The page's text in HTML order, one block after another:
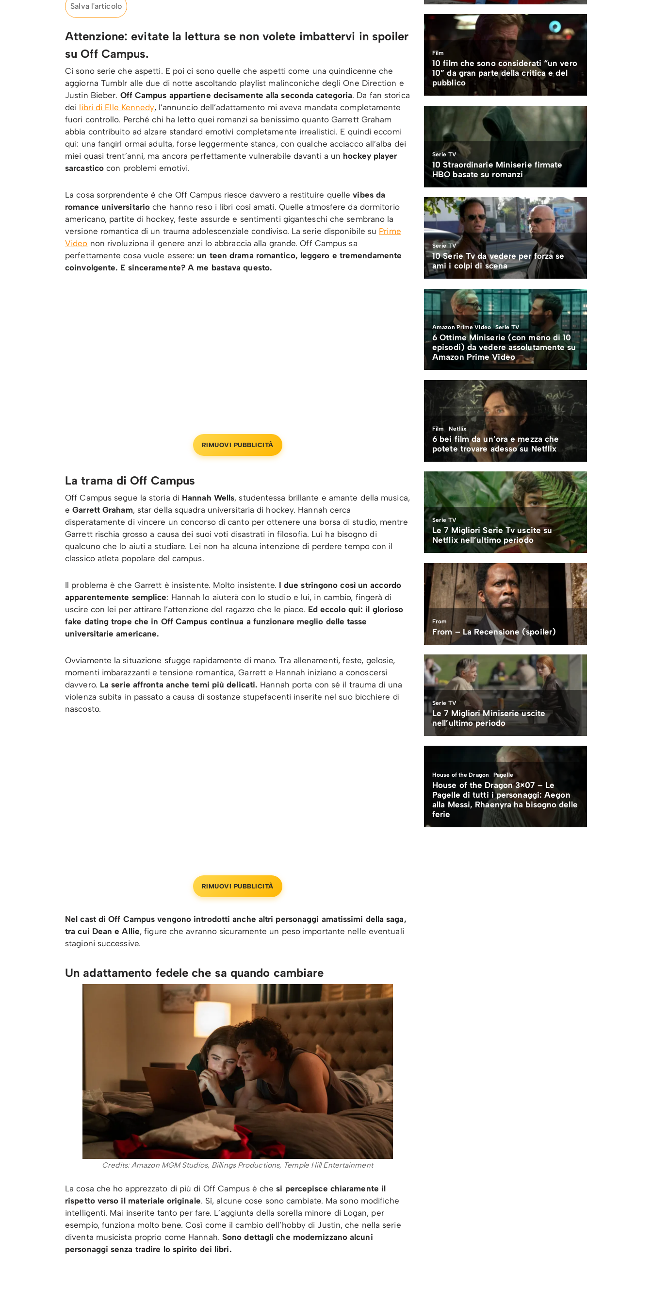
Salva l'articolo
Attenzione: evitate la lettura se non volete imbattervi in spoiler
su Off Campus.
Ci sono serie che aspetti. E poi ci sono quelle che aspetti come una quindicenne che
aggiorna Tumblr alle due di notte ascoltando playlist malinconiche degli One Direction e
Justin Bieber. Off Campus appartiene decisamente alla seconda categoria. Da fan storica
dei libri di Elle Kennedy, l’annuncio dell’adattamento mi aveva mandata completamente
fuori controllo. Perché chi ha letto quei romanzi sa benissimo quanto Garrett Graham
abbia contribuito ad alzare standard emotivi completamente irrealistici. E quindi eccomi
qui: una fangirl ormai adulta, forse leggermente stanca, con qualche acciacco all’alba dei
miei quasi trent’anni, ma ancora perfettamente vulnerabile davanti a un hockey player
sarcastico con problemi emotivi.
La cosa sorprendente è che Off Campus riesce davvero a restituire quellevibes da
romance universitario che hanno reso i libri così amati. Quelle atmosfere da dormitorio
americano, partite di hockey, feste assurde e sentimenti giganteschi che sembrano la
versione romantica di un trauma adolescenziale condiviso. La serie disponibile su Prime
Video non rivoluziona il genere anzi lo abbraccia alla grande. Off Campus sa
perfettamente cosa vuole essere: un teen drama romantico, leggero e tremendamente
coinvolgente. E sinceramente? A me bastava questo.
RIMUOVI PUBBLICITÀ
La trama di Off Campus
Off Campus segue la storia di Hannah Wells, studentessa brillante e amante della musica,
e Garrett Graham, star della squadra universitaria di hockey. Hannah cerca
disperatamente di vincere un concorso di canto per ottenere una borsa di studio, mentre
Garrett rischia grosso a causa dei suoi voti disastrati in filosofia. Lui ha bisogno di
qualcuno che lo aiuti a studiare. Lei non ha alcuna intenzione di perdere tempo con il
classico atleta popolare del campus.
Il problema è che Garrett è insistente. Molto insistente. I due stringono così un accordo
apparentemente semplice: Hannah lo aiuterà con lo studio e lui, in cambio, fingerà di
uscire con lei per attirare l’attenzione del ragazzo che le piace. Ed eccolo qui: il glorioso
fake dating trope che in Off Campus continua a funzionare meglio delle tasse
universitarie americane.
Ovviamente la situazione sfugge rapidamente di mano. Tra allenamenti, feste, gelosie,
momenti imbarazzanti e tensione romantica, Garrett e Hannah iniziano a conoscersi
davvero. La serie affronta anche temi più delicati. Hannah porta con sé il trauma di una
violenza subita in passato a causa di sostanze stupefacenti inserite nel suo bicchiere di
nascosto.
RIMUOVI PUBBLICITÀ
Nel cast di Off Campus vengono introdotti anche altri personaggi amatissimi della saga,
tra cui Dean e Allie, figure che avranno sicuramente un peso importante nelle eventuali
stagioni successive.
Un adattamento fedele che sa quando cambiare
Credits: Amazon MGM Studios, Billings Productions, Temple Hill Entertainment
La cosa che ho apprezzato di più di Off Campus è chesi percepisce chiaramente il
rispetto verso il materiale originale. Sì, alcune cose sono cambiate. Ma sono modifiche
intelligenti. Mai inserite tanto per fare. L’aggiunta della sorella minore di Logan, per
esempio, funziona molto bene. Così come il cambio dell’hobby di Justin, che nella serie
diventa musicista proprio come Hannah. Sono dettagli che modernizzano alcuni
personaggi senza tradire lo spirito dei libri.